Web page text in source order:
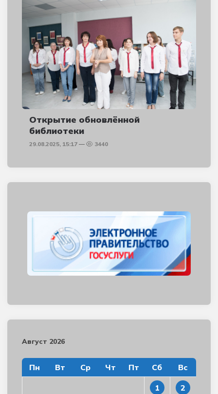
Открытие обновлённой
библиотеки
29.08.2025, 15:17 3440
Август 2026
Пн Вт Ср Чт Пт Сб Вс
1 2